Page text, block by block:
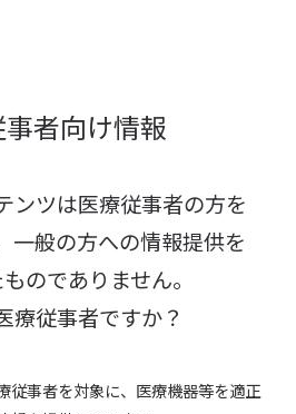
者向け情報
ンツは医療従事者の方を
一般の方への情報提供を
のでありません。
療従事者ですか？
従事者を対象に、医療機器等を適正